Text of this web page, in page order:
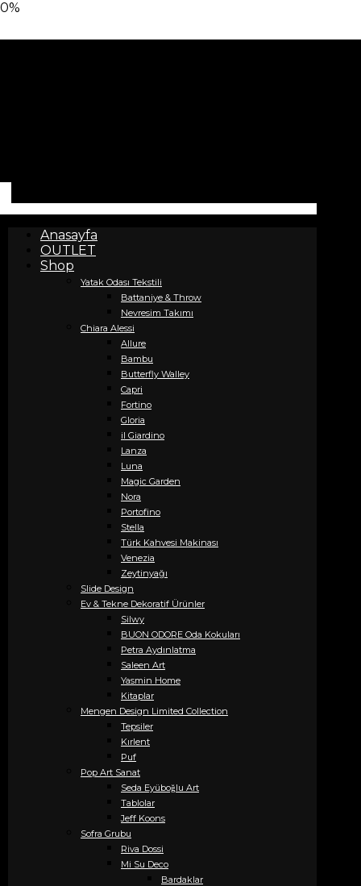
0%
Anasayfa
OUTLET
Shop
Yatak Odası Tekstili
Battaniye & Throw
Nevresim Takımı
Chiara Alessi
Allure
Bambu
Butterfly Walley
Capri
Fortino
Gloria
il Giardino
Lanza
Luna
Magic Garden
Nora
Portofino
Stella
Türk Kahvesi Makinası
Venezia
Zeytinyağı
Slide Design
Ev & Tekne Dekoratif Ürünler
Silwy
BUON ODORE Oda Kokuları
Petra Aydınlatma
Saleen Art
Yasmin Home
Kitaplar
Mengen Design Limited Collection
Tepsiler
Kırlent
Puf
Pop Art Sanat
Seda Eyüboğlu Art
Tablolar
Jeff Koons
Sofra Grubu
Riva Dossi
Mi Su Deco
Bardaklar